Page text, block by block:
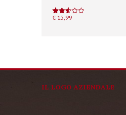
5
Valutat
€15,99
IL LOGO AZIENDALE